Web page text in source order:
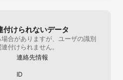
付けられないデータ
合がありますが、ユーザの識別
付けられません。
連絡先情報
ID